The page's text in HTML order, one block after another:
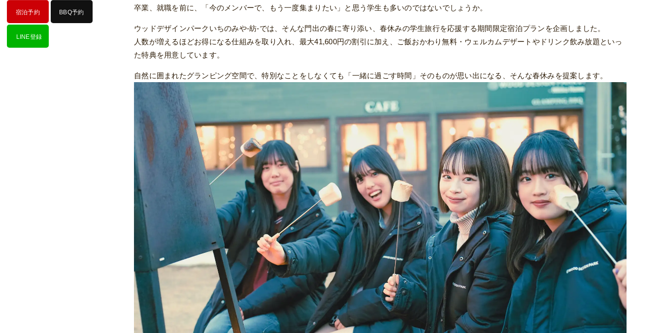
宿泊予約 BBQ予約
LINE登録
卒業、就職を前に、「今のメンバーで、もう一度集まりたい」と思う学生も多いのではないでしょうか。
ウッドデザインパークいちのみや‐紡‐では、そんな門出の春に寄り添い、春休みの学生旅行を応援する期間限定宿泊プランを企画しました。
人数が増えるほどお得になる仕組みを取り入れ、最大41,600円の割引に加え、ご飯おかわり無料・ウェルカムデザートやドリンク飲み放題といっ
た特典を用意しています。
自然に囲まれたグランピング空間で、特別なことをしなくても「一緒に過ごす時間」そのものが思い出になる、そんな春休みを提案します。